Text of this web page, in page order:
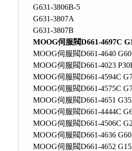
G631-3806B-5
G631-3807A
G631-3807B
MOOG伺服閥D661-4697C
MOOG伺服閥D661-4640
MOOG伺服閥D661-4023
MOOG伺服閥D661-4594C
MOOG伺服閥D661-4575C
MOOG伺服閥D661-4651
MOOG伺服閥D661-4444C
MOOG伺服閥D661-4506C
MOOG伺服閥D661-4636
MOOG伺服閥D661-4652